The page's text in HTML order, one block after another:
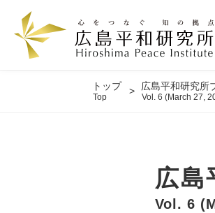
トップ
Top
広島平和研究所
Vol. 6 (March 27,
広島
Vol. 6